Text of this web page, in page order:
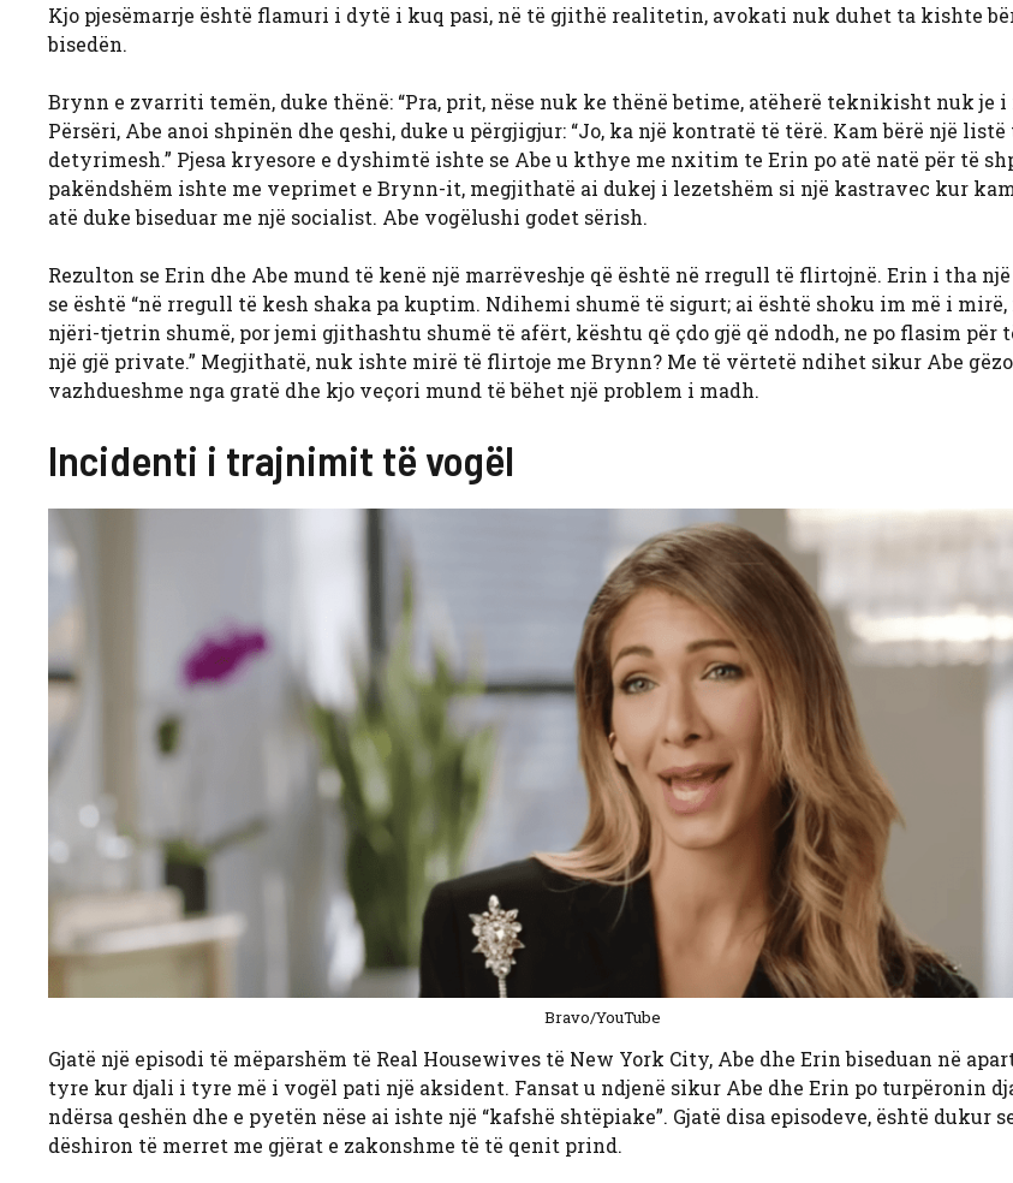
Kjo pjesëmarrje është flamuri i dytë i kuq pasi, në të gjithë realitetin, avokati nuk duhet ta kishte
bisedën.
Brynn e zvarriti temën, duke thënë: “Pra, prit, nëse nuk ke thënë betime, atëherë teknikisht nuk je i
Përsëri, Abe anoi shpinën dhe qeshi, duke u përgjigjur: “Jo, ka një kontratë të tërë. Kam bërë një listë
detyrimesh.” Pjesa kryesore e dyshimtë ishte se Abe u kthye me nxitim te Erin po atë natë për të
pakëndshëm ishte me veprimet e Brynn-it, megjithatë ai dukej i lezetshëm si një kastravec kur
atë duke biseduar me një socialist. Abe vogëlushi godet sërish.
Rezulton se Erin dhe Abe mund të kenë një marrëveshje që është në rregull të flirtojnë. Erin i tha një
se është “në rregull të kesh shaka pa kuptim. Ndihemi shumë të sigurt; ai është shoku im më i mirë,
njëri-tjetrin shumë, por jemi gjithashtu shumë të afërt, kështu që çdo gjë që ndodh, ne po flasim për
një gjë private.” Megjithatë, nuk ishte mirë të flirtoje me Brynn? Me të vërtetë ndihet sikur Abe
vazhdueshme nga gratë dhe kjo veçori mund të bëhet një problem i madh.
Incidenti i trajnimit të vogël
Bravo/YouTube
Gjatë një episodi të mëparshëm të Real Housewives të New York City, Abe dhe Erin biseduan në
tyre kur djali i tyre më i vogël pati një aksident. Fansat u ndjenë sikur Abe dhe Erin po turpëronin
ndërsa qeshën dhe e pyetën nëse ai ishte një “kafshë shtëpiake”. Gjatë disa episodeve, është dukur
dëshiron të merret me gjërat e zakonshme të të qenit prind.